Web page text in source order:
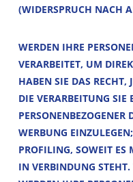
(WIDERSPRUCH NACH
WERDEN IHRE
VERARBEITET, UM
HABEN SIE DAS RECHT,
DIE VERARBEITUNG SIE
PERSONENBEZOGENER
WERBUNG
PROFILING, SOWEIT ES
IN VERBINDUNG